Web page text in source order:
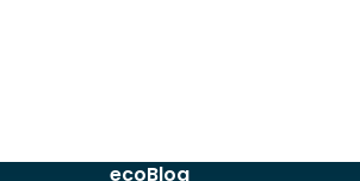
ecoBlog